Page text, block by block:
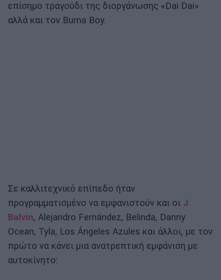
επίσημο τραγούδι της διοργάνωσης «Dai Dai»
αλλά και τον Burna Boy.
Σε καλλιτεχνικό επίπεδο ήταν
προγραμματισμένο να εμφανιστούν και οι J
Balvin, Alejandro Fernández, Belinda, Danny
Ocean, Tyla, Los Ángeles Azules και άλλοι, με τον
πρώτο να κάνει μια ανατρεπτική εμφάνιση με
αυτοκίνητο: